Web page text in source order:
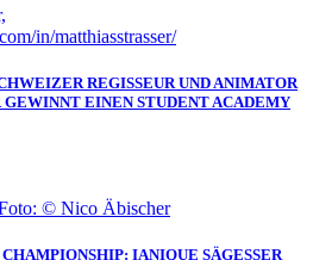
REGISSEUR UND ANIMATOR
GEWINNT EINEN STUDENT ACADEMY
IANIQUE SÄGESSER